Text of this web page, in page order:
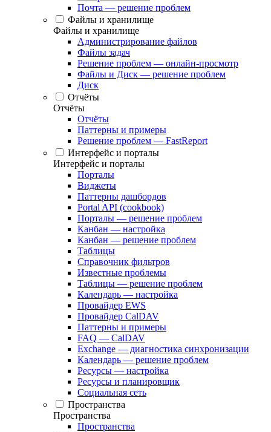
Почта — решение проблем
Файлы и хранилище
Файлы и хранилище
Администрирование файлов
Файлы задач
Решение проблем — онлайн-просмотр
Файлы и Диск — решение проблем
Диск
Отчёты
Отчёты
Отчёты
Паттерны и примеры
Решение проблем — FastReport
Интерфейс и порталы
Интерфейс и порталы
Порталы
Виджеты
Паттерны дашбордов
Portal API (cookbook)
Порталы — решение проблем
Канбан — настройка
Канбан — решение проблем
Таблицы
Справочник фильтров
Известные проблемы
Таблицы — решение проблем
Календарь — настройка
Провайдер EWS
Провайдер CalDAV
Паттерны и примеры
FAQ — CalDAV
Exchange — диагностика синхронизации
Календарь — решение проблем
Ресурсы — настройка
Ресурсы и планировщик
Социальная сеть
Пространства
Пространства
Пространства